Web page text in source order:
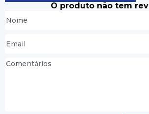
O produto não tem